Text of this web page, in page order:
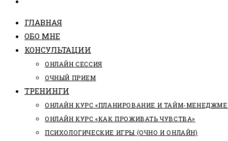
ГЛАВНАЯ
ОБО МНЕ
КОНСУЛЬТАЦИИ
ОНЛАЙН СЕССИЯ
ОЧНЫЙ ПРИЕМ
ТРЕНИНГИ
ОНЛАЙН КУРС «ПЛАНИРОВАНИЕ И ТАЙМ-
ОНЛАЙН КУРС «КАК ПРОЖИВАТЬ ЧУВСТВА»
ПСИХОЛОГИЧЕСКИЕ ИГРЫ (ОЧНО И ОНЛАЙН)